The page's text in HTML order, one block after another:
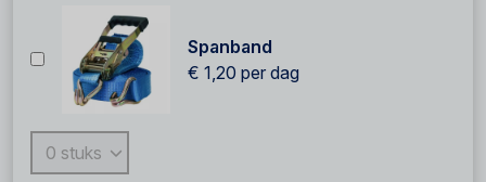
Spanband
€ 1,20 per dag